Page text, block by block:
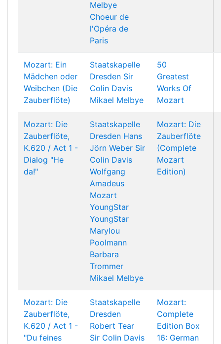
Melbye
Choeur de
l'Opéra de
Paris
Mozart: Ein
Mädchen oder
Weibchen (Die
Zauberflöte)
Staatskapelle
Dresden Sir
Colin Davis
Mikael Melbye
50
Greatest
Works Of
Mozart
Mozart: Die
Zauberflöte,
K.620 / Act 1 -
Dialog "He
da!"
Staatskapelle
Dresden Hans
Jörn Weber Sir
Colin Davis
Wolfgang
Amadeus
Mozart
YoungStar
YoungStar
Marylou
Poolmann
Barbara
Trommer
Mikael Melbye
Mozart: Die
Zauberflöte
(Complete
Mozart
Edition)
Mozart: Die
Zauberflöte,
K.620 / Act 1 -
"Du feines
Staatskapelle
Dresden
Robert Tear
Sir Colin Davis
Mozart:
Complete
Edition Box
16: German